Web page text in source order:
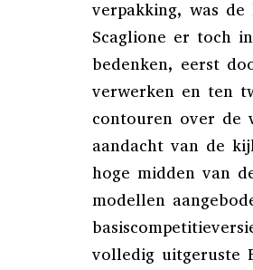
verpakking, was de
Scaglione er toch
bedenken, eerst
verwerken en ten
contouren over de
aandacht van de
hoge midden van
modellen
volledig uitgeruste